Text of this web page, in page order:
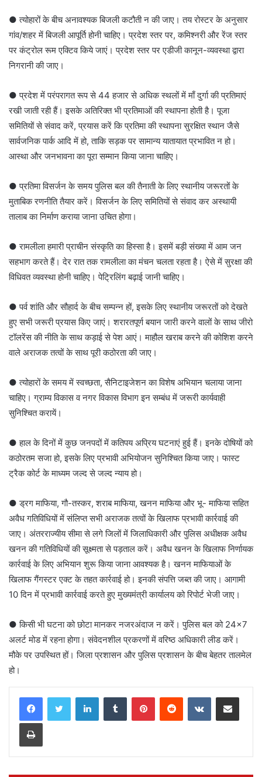
● त्योहारों के बीच अनावश्यक बिजली कटौती न की जाए। तय रोस्टर के अनुसार
गांव/शहर में बिजली आपूर्ति होनी चाहिए। प्रदेश स्तर पर, कमिश्नरी और रेंज स्तर
पर कंट्रोल रूम एक्टिव किये जाएं। प्रदेश स्तर पर एडीजी कानून-व्यवस्था द्वारा
निगरानी की जाए।
● प्रदेश में परंपरागत रूप से 44 हजार से अधिक स्थलों में माँ दुर्गा की प्रतिमाएं
रखी जाती रही हैं। इसके अतिरिक्त भी प्रतिमाओं की स्थापना होती है। पूजा
समितियों से संवाद करें, प्रयास करें कि प्रतिमा की स्थापना सुरक्षित स्थान जैसे
सार्वजनिक पार्क आदि में हो, ताकि सड़क पर सामान्य यातायात प्रभावित न हो।
आस्था और जनभावना का पूरा सम्मान किया जाना चाहिए।
● प्रतिमा विसर्जन के समय पुलिस बल की तैनाती के लिए स्थानीय जरूरतों के
मुताबिक रणनीति तैयार करें। विसर्जन के लिए समितियों से संवाद कर अस्थायी
तालाब का निर्माण कराया जाना उचित होगा।
● रामलीला हमारी प्राचीन संस्कृति का हिस्सा है। इसमें बड़ी संख्या में आम जन
सहभाग करते हैं। देर रात तक रामलीला का मंचन चलता रहता है। ऐसे में सुरक्षा की
विधिवत व्यवस्था होनी चाहिए। पेट्रिलिंग बढ़ाई जानी चाहिए।
● पर्व शांति और सौहार्द के बीच सम्पन्न हों, इसके लिए स्थानीय जरूरतों को देखते
हुए सभी जरूरी प्रयास किए जाएं। शरारतपूर्ण बयान जारी करने वालों के साथ जीरो
टॉलरेंस की नीति के साथ कड़ाई से पेश आएं। माहौल खराब करने की कोशिश करने
वाले अराजक तत्वों के साथ पूरी कठोरता की जाए।
● त्योहारों के समय में स्वच्छता, सैनिटाइजेशन का विशेष अभियान चलाया जाना
चाहिए। ग्राम्य विकास व नगर विकास विभाग इन सम्बंध में जरूरी कार्यवाही
सुनिश्चित करायें।
● हाल के दिनों में कुछ जनपदों में कतिपय अप्रिय घटनाएं हुई हैं। इनके दोषियों को
कठोरतम सजा हो, इसके लिए प्रभावी अभियोजन सुनिश्चित किया जाए। फास्ट
ट्रैक कोर्ट के माध्यम जल्द से जल्द न्याय हो।
● ड्रग माफिया, गौ-तस्कर, शराब माफिया, खनन माफिया और भू- माफिया सहित
अवैध गतिविधियों में संलिप्त सभी अराजक तत्वों के खिलाफ प्रभावी कार्रवाई की
जाए। अंतरराज्यीय सीमा से लगे जिलों में जिलाधिकारी और पुलिस अधीक्षक अवैध
खनन की गतिविधियों की सूक्ष्मता से पड़ताल करें। अवैध खनन के खिलाफ निर्णायक
कार्रवाई के लिए अभियान शुरू किया जाना आवश्यक है। खनन माफियाओं के
खिलाफ गैंगस्टर एक्ट के तहत कार्रवाई हो। इनकी संपत्ति जब्त की जाए। आगामी
10 दिन में प्रभावी कार्रवाई करते हुए मुख्यमंत्री कार्यालय को रिपोर्ट भेजी जाए।
● किसी भी घटना को छोटा मानकर नजरअंदाज न करें। पुलिस बल को 24×7
अलर्ट मोड में रहना होगा। संवेदनशील प्रकरणों में वरिष्ठ अधिकारी लीड करें।
मौके पर उपस्थित हों। जिला प्रशासन और पुलिस प्रशासन के बीच बेहतर तालमेल
हो।
LinkedInTumblr PinterestReddit VKontakteShare via Email
Print